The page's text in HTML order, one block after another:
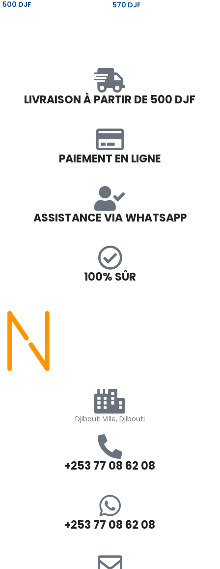
500 DJF 570 DJF
LIVRAISON À PARTIR DE 500 DJF
PAIEMENT EN LIGNE
ASSISTANCE VIA WHATSAPP
100% SÛR
Djibouti Ville, Djibouti
+253 77 08 62 08
+253 77 08 62 08